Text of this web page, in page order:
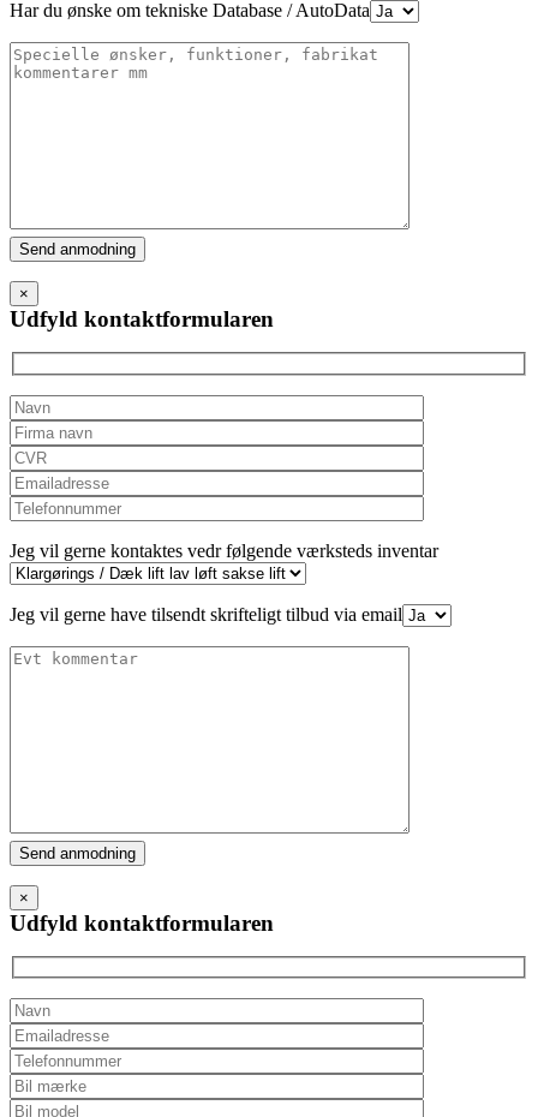
Har du ønske om tekniske Database / AutoData
Please
leave
this
field
empty.
×
Udfyld kontaktformularen
Jeg vil gerne kontaktes vedr følgende værksteds inventar
Jeg vil gerne have tilsendt skrifteligt tilbud via email
Please
leave
this
field
empty.
×
Udfyld kontaktformularen